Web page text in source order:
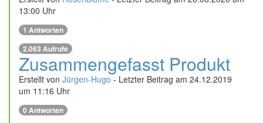
13:00 Uhr
1 Antworten
2.063 Aufrufe
Zusammengefasst Produkt
Erstellt von Jürgen-Hugo - Letzter Beitrag am 24.12.2019
um 11:16 Uhr
0 Antworten